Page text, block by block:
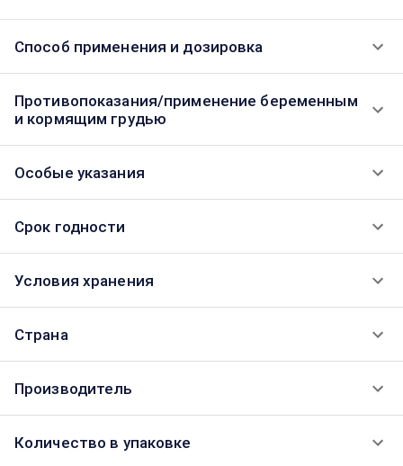
Способ применения и дозировка
Противопоказания/применение беременным
и кормящим грудью
Особые указания
Срок годности
Условия хранения
Страна
Производитель
Количество в упаковке